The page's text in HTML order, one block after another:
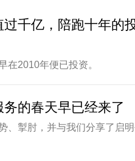
千亿，陪跑十年的
在2010年便已投资。
的春天早已经来了
、掣肘，并与我们分享了启